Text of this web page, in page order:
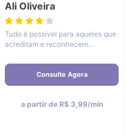
Ali Oliveira
Tudo é possível para aqueles que
acreditam e reconhecem...
Consulte Agora
a partir de R$ 3,99/min